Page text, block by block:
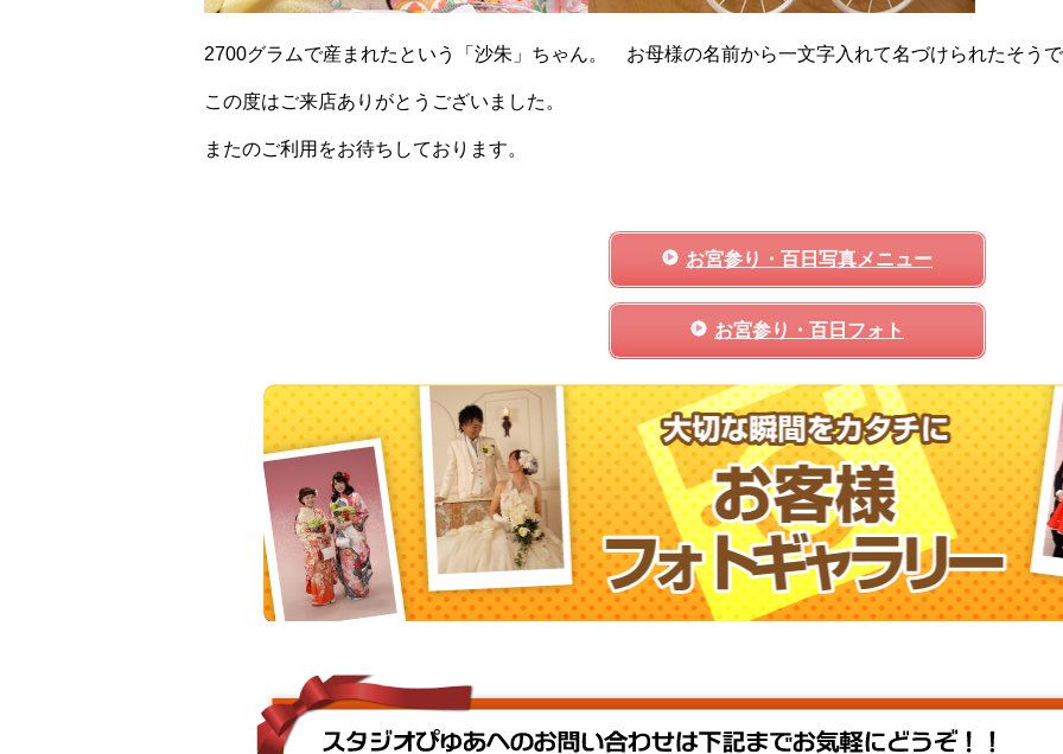
2700グラムで産まれたという「沙朱」ちゃん。 お母様の名前から一文字入れて名づけられたそう
この度はご来店ありがとうございました。
またのご利用をお待ちしております。
お宮参り・百日写真メニュー
お宮参り・百日フォト